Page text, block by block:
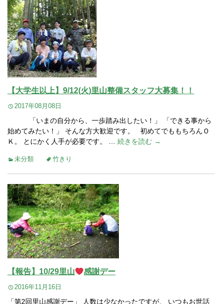
【大学生以上】9/12(火)里山整備スタッフ大募集！！
2017年08月08日
「いまの自分から、一歩踏み出したい！」 「できる事から
始めてみたい！」 そんな方大歓迎です。 初めてでももちろんＯ
Ｋ。 とにかく人手が必要です。 … 続きを読む →
未分類 竹きり
【報告】10/29里山 感謝デー
2016年11月16日
「第2回里山感謝デー」 人数は少なかったですが、 いつもお世話